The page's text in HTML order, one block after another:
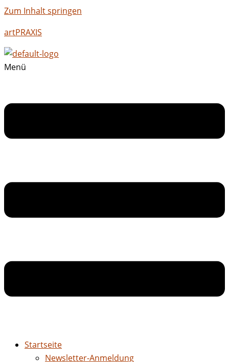
Zum Inhalt springen
artPRAXIS
Menü
Startseite
Newsletter-Anmeldung